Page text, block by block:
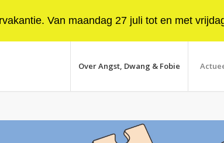
Over Angst, Dwang & Fobie
Van maandag 27 juli tot en met